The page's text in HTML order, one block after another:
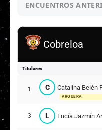
ENCUENTROS
Cobreloa
Titulares
1 C Catalina Belén
ARQUERA
3 L Lucía Jazmín